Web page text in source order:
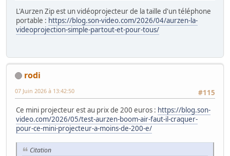
L'Aurzen Zip est un vidéoprojecteur de la taille d'un téléphone
portable : https://blog.son-video.com/2026/04/aurzen-la-
videoprojection-simple-partout-et-pour-tous/
rodi
#115
07 Juin 2026 à 13:42:50
Ce mini projecteur est au prix de 200 euros : https://blog.son-
video.com/2026/05/test-aurzen-boom-air-faut-il-craquer-
pour-ce-mini-projecteur-a-moins-de-200-e/
Citation